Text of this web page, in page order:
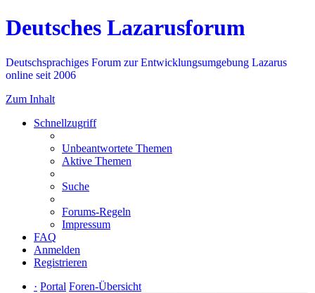
Deutsches Lazarusforum
Deutschsprachiges Forum zur Entwicklungsumgebung Lazarus
online seit 2006
Zum Inhalt
Schnellzugriff
Unbeantwortete Themen
Aktive Themen
Suche
Forums-Regeln
Impressum
FAQ
Anmelden
Registrieren
· Portal Foren-Übersicht